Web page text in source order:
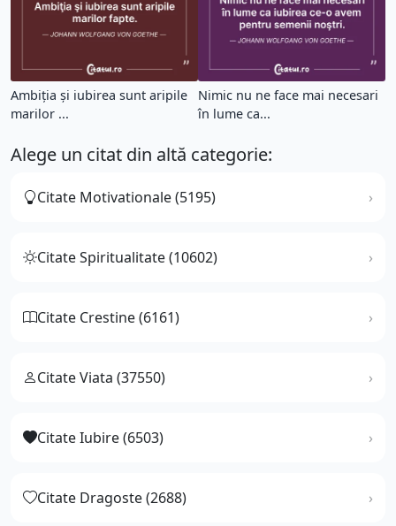
Ambiţia şi iubirea sunt aripile
marilor ...
Nimic nu ne face mai necesari
în lume ca...
Alege un citat din altă categorie:
Citate Motivationale (5195)
Citate Spiritualitate (10602)
Citate Crestine (6161)
Citate Viata (37550)
Citate Iubire (6503)
Citate Dragoste (2688)